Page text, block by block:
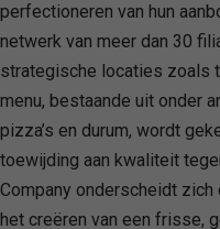
perfectioneren van hun
netwerk van meer dan 30
strategische locaties zoals
menu, bestaande uit onder
pizza’s en durum, wordt
toewijding aan kwaliteit
Company onderscheidt
het creëren van een frisse,